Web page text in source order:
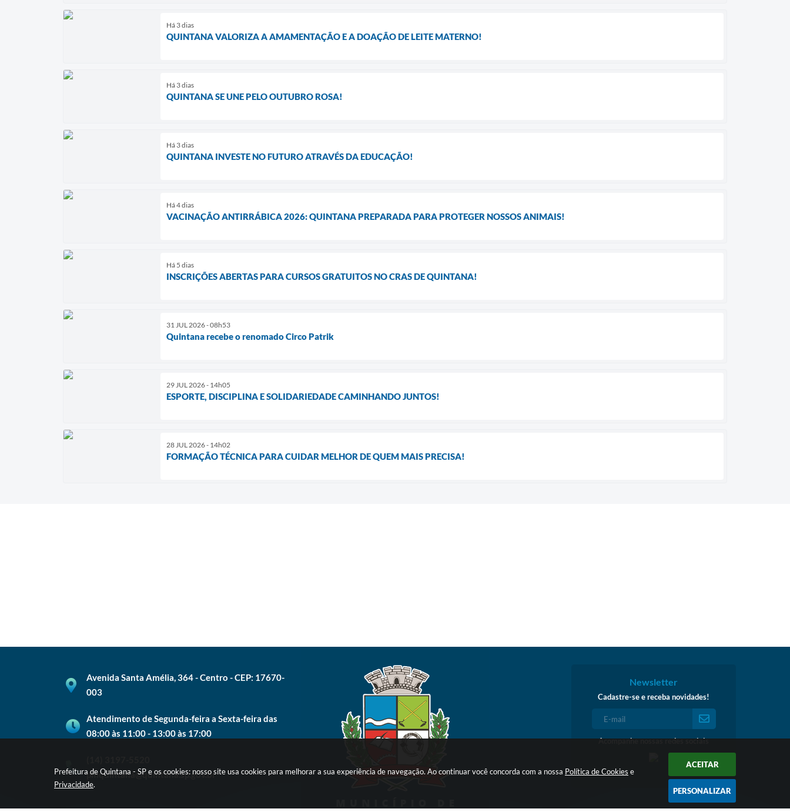
Prefeitura de Quintana - SP e os cookies: nosso site usa cookies para melhorar a sua experiência de navegação. Ao continuar você concorda com a nossa Política de Cookies e
Privacidade.
ACEITAR
PERSONALIZAR
Há 3 dias
QUINTANA VALORIZA A AMAMENTAÇÃO E A DOAÇÃO DE LEITE MATERNO!
Há 3 dias
QUINTANA SE UNE PELO OUTUBRO ROSA!
Há 3 dias
QUINTANA INVESTE NO FUTURO ATRAVÉS DA EDUCAÇÃO!
Há 4 dias
VACINAÇÃO ANTIRRÁBICA 2026: QUINTANA PREPARADA PARA PROTEGER NOSSOS ANIMAIS!
Há 5 dias
INSCRIÇÕES ABERTAS PARA CURSOS GRATUITOS NO CRAS DE QUINTANA!
31 JUL 2026 - 08h53
Quintana recebe o renomado Circo Patrik
29 JUL 2026 - 14h05
ESPORTE, DISCIPLINA E SOLIDARIEDADE CAMINHANDO JUNTOS!
28 JUL 2026 - 14h02
FORMAÇÃO TÉCNICA PARA CUIDAR MELHOR DE QUEM MAIS PRECISA!
Avenida Santa Amélia, 364 - Centro - CEP: 17670-
003
Atendimento de Segunda-feira a Sexta-feira das
08:00 às 11:00 - 13:00 às 17:00
pmquintana@quintana.sp.gov.br
Newsletter
Cadastre-se e receba novidades!
Acompanhe nossas redes sociais